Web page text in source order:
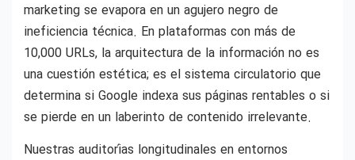
marketing se evapora en un agujero negro de
ineficiencia técnica. En plataformas con más de
10,000 URLs, la arquitectura de la información no es
una cuestión estética; es el sistema circulatorio que
determina si Google indexa sus páginas rentables o si
se pierde en un laberinto de contenido irrelevante.
Nuestras auditorías longitudinales en entornos